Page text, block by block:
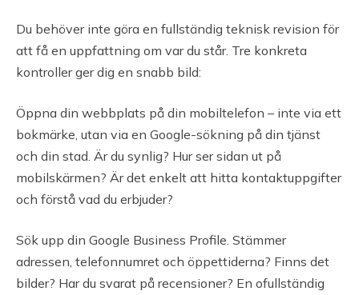
Du behöver inte göra en fullständig teknisk revision för
att få en uppfattning om var du står. Tre konkreta
kontroller ger dig en snabb bild:
Öppna din webbplats på din mobiltelefon – inte via ett
bokmärke, utan via en Google-sökning på din tjänst
och din stad. Är du synlig? Hur ser sidan ut på
mobilskärmen? Är det enkelt att hitta kontaktuppgifter
och förstå vad du erbjuder?
Sök upp din Google Business Profile. Stämmer
adressen, telefonnumret och öppettiderna? Finns det
bilder? Har du svarat på recensioner? En ofullständig